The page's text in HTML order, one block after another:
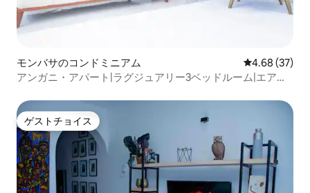
モンバサのコンドミニアム レビュー37
4.68 (37)
アンガニ・アパート|ラグジュアリー3ベッドルーム|エアコ
ゲストチョイス
ゲストチョイス